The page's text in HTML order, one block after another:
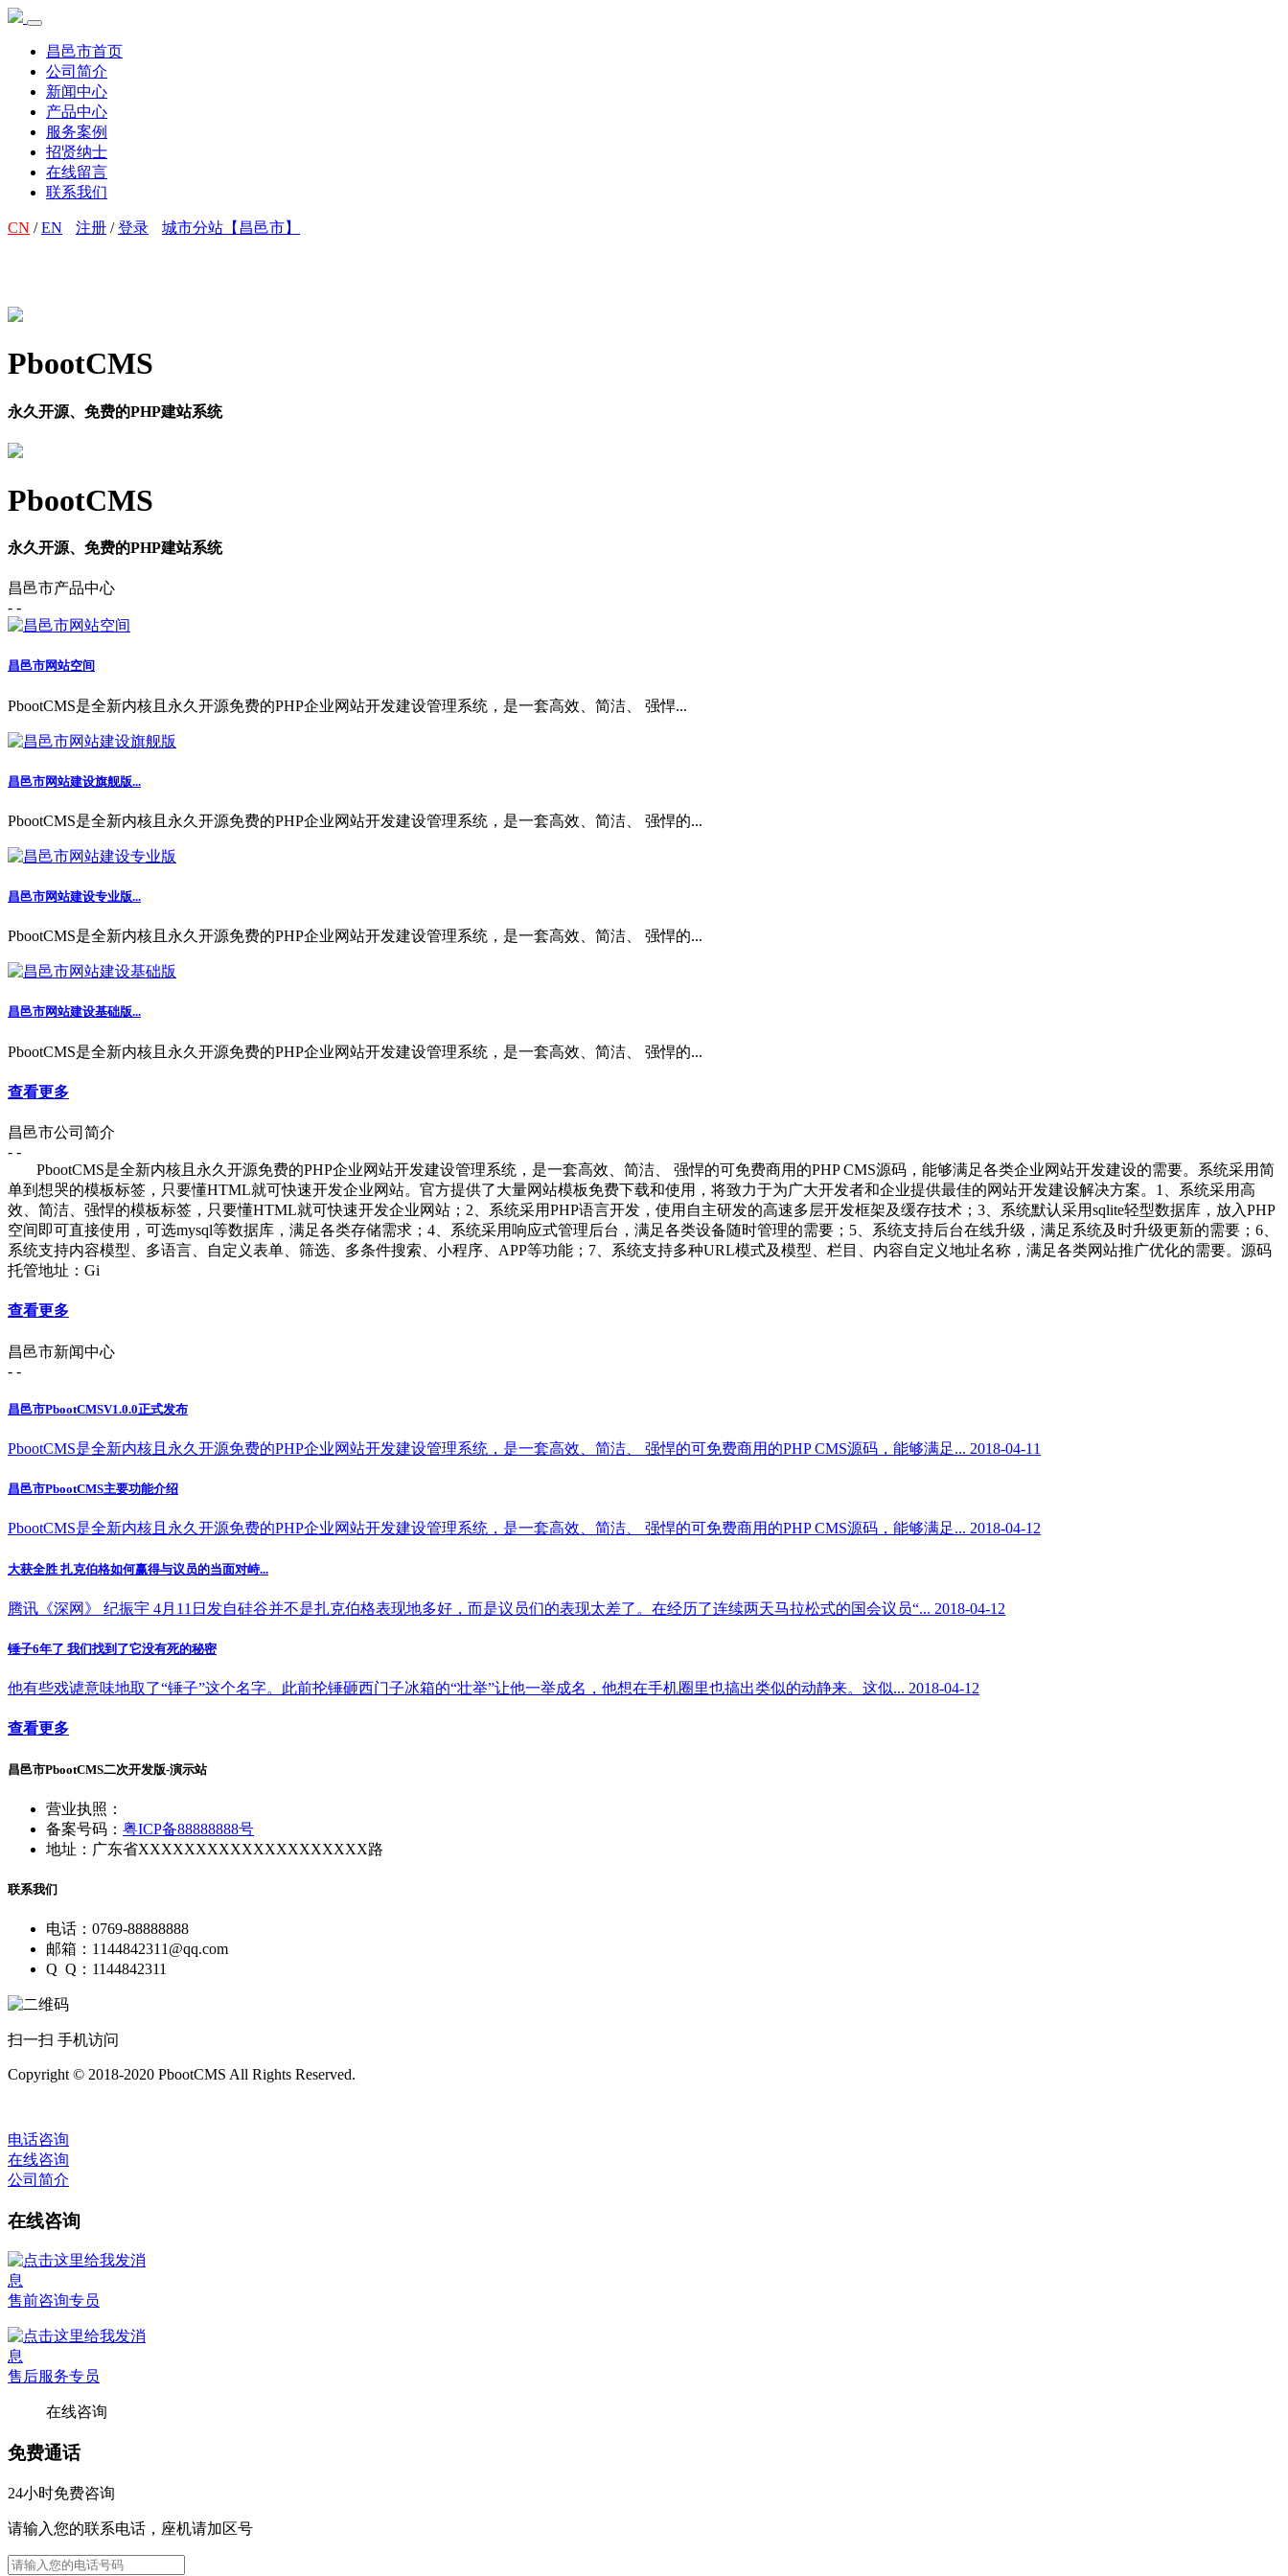
昌邑市首页
公司简介
新闻中心
产品中心
服务案例
招贤纳士
在线留言
联系我们
CN /EN 注册 /登录 城市分站【昌邑市】
PbootCMS
永久开源、免费的PHP建站系统
PbootCMS
永久开源、免费的PHP建站系统
昌邑市产品中心
- -
昌邑市网站空间
PbootCMS是全新内核且永久开源免费的PHP企业网站开发建设管理系统，是一套高效、简洁、 强悍...
昌邑市网站建设旗舰版...
PbootCMS是全新内核且永久开源免费的PHP企业网站开发建设管理系统，是一套高效、简洁、 强悍的...
昌邑市网站建设专业版...
PbootCMS是全新内核且永久开源免费的PHP企业网站开发建设管理系统，是一套高效、简洁、 强悍的...
昌邑市网站建设基础版...
PbootCMS是全新内核且永久开源免费的PHP企业网站开发建设管理系统，是一套高效、简洁、 强悍的...
查看更多
昌邑市公司简介
- -
PbootCMS是全新内核且永久开源免费的PHP企业网站开发建设管理系统，是一套高效、简洁、 强悍的可免费商用的PHP CMS源码，能够满足各类企业网站开发建设的需要。系统采用简
单到想哭的模板标签，只要懂HTML就可快速开发企业网站。官方提供了大量网站模板免费下载和使用，将致力于为广大开发者和企业提供最佳的网站开发建设解决方案。1、系统采用高
效、简洁、强悍的模板标签，只要懂HTML就可快速开发企业网站；2、系统采用PHP语言开发，使用自主研发的高速多层开发框架及缓存技术；3、系统默认采用sqlite轻型数据库，放入PHP
空间即可直接使用，可选mysql等数据库，满足各类存储需求；4、系统采用响应式管理后台，满足各类设备随时管理的需要；5、系统支持后台在线升级，满足系统及时升级更新的需要；6、
系统支持内容模型、多语言、自定义表单、筛选、多条件搜索、小程序、APP等功能；7、系统支持多种URL模式及模型、栏目、内容自定义地址名称，满足各类网站推广优化的需要。源码
托管地址：Gi
查看更多
昌邑市新闻中心
- -
昌邑市PbootCMSV1.0.0正式发布
PbootCMS是全新内核且永久开源免费的PHP企业网站开发建设管理系统，是一套高效、简洁、 强悍的可免费商用的PHP CMS源码，能够满足... 2018-04-11
昌邑市PbootCMS主要功能介绍
PbootCMS是全新内核且永久开源免费的PHP企业网站开发建设管理系统，是一套高效、简洁、 强悍的可免费商用的PHP CMS源码，能够满足... 2018-04-12
大获全胜 扎克伯格如何赢得与议员的当面对峙...
腾讯《深网》 纪振宇 4月11日发自硅谷并不是扎克伯格表现地多好，而是议员们的表现太差了。在经历了连续两天马拉松式的国会议员“... 2018-04-12
锤子6年了 我们找到了它没有死的秘密
他有些戏谑意味地取了“锤子”这个名字。此前抡锤砸西门子冰箱的“壮举”让他一举成名，他想在手机圈里也搞出类似的动静来。这似... 2018-04-12
查看更多
昌邑市PbootCMS二次开发版-演示站
营业执照：
备案号码： 粤ICP备88888888号
地址：广东省XXXXXXXXXXXXXXXXXXXX路
联系我们
电话：0769-88888888
邮箱：1144842311@qq.com
Q Q：1144842311
扫一扫 手机访问
Copyright © 2018-2020 PbootCMS All Rights Reserved.
电话咨询
在线咨询
公司简介
在线咨询
售前咨询专员
售后服务专员
在线咨询
免费通话
24小时免费咨询
请输入您的联系电话，座机请加区号